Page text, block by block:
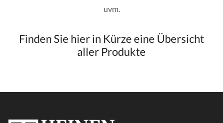
uvm.
Finden Sie hier in Kürze eine Übersicht
aller Produkte